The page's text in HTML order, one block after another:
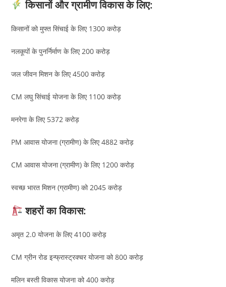
किसानों और ग्रामीण विकास के लिए:
किसानों को मुफ्त सिंचाई के लिए 1300 करोड़
नलकूपों के पुनर्निर्माण के लिए 200 करोड़
जल जीवन मिशन के लिए 4500 करोड़
CM लघु सिंचाई योजना के लिए 1100 करोड़
मनरेगा के लिए 5372 करोड़
PM आवास योजना (ग्रामीण) के लिए 4882 करोड़
CM आवास योजना (ग्रामीण) के लिए 1200 करोड़
स्वच्छ भारत मिशन (ग्रामीण) को 2045 करोड़
शहरों का विकास:
अमृत 2.0 योजना के लिए 4100 करोड़
CM ग्रीन रोड इन्फ्रास्ट्रक्चर योजना को 800 करोड़
मलिन बस्ती विकास योजना को 400 करोड़